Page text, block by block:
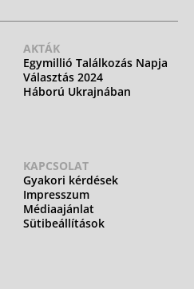
AKTÁK
Egymillió Találkozás Napja
Választás 2024
Háború Ukrajnában
KAPCSOLAT
Gyakori kérdések
Impresszum
Médiaajánlat
Sütibeállítások